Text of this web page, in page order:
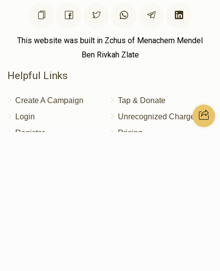
This website was built in Zchus of Menachem Mendel
Ben Rivkah Zlate
Helpful Links
Create A Campaign
Login
Register
Tap & Donate
Unrecognized Charge
Pricing